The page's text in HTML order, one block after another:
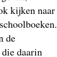
kijken naar
de
daarin